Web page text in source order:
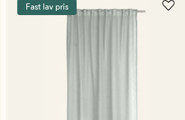
Fast lav pris